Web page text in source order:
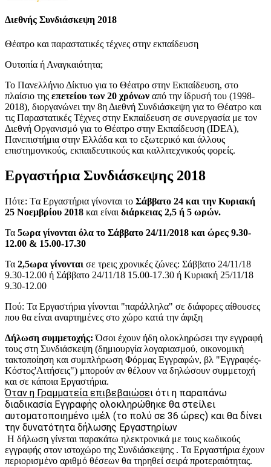
Διεθνής Συνδιάσκεψη 2018
Θέατρο και παραστατικές τέχνες στην εκπαίδευση
Ουτοπία ή Αναγκαιότητα;
Το Πανελλήνιο Δίκτυο για το Θέατρο στην Εκπαίδευση, στο
πλαίσιο της επετείου των 20 χρόνων από την ίδρυσή του (1998-
2018), διοργανώνει την 8η Διεθνή Συνδιάσκεψη για το Θέατρο και
τις Παραστατικές Τέχνες στην Εκπαίδευση σε συνεργασία με τον
Διεθνή Οργανισμό για το Θέατρο στην Εκπαίδευση (IDEA),
Πανεπιστήμια στην Ελλάδα και το εξωτερικό και άλλους
επιστημονικούς, εκπαιδευτικούς και καλλιτεχνικούς φορείς.
Εργαστήρια Συνδιάσκεψης 2018
Πότε: Tα Εργαστήρια γίνονται το Σάββατο 24 και την Κυριακή
25 Νοεμβρίου 2018 και είναι διάρκειας 2,5 ή 5 ωρών.
Τα 5ωρα γίνονται όλα το Σάββατο 24/11/2018 και ώρες 9.30-
12.00 & 15.00-17.30
Τα 2,5ωρα γίνονται σε τρεις χρονικές ζώνες: Σάββατο 24/11/18
9.30-12.00 ή Σάββατο 24/11/18 15.00-17.30 ή Κυριακή 25/11/18
9.30-12.00
Πού: Τα Εργαστήρια γίνονται "παράλληλα" σε διάφορες αίθουσες
που θα είναι αναρτημένες στο χώρο κατά την άφιξη
Δήλωση συμμετοχής:Όσοι έχουν ήδη ολοκληρώσει την εγγραφή
τους στη Συνδιάσκεψη (δημιουργία λογαριασμού, οικονομική
τακτοποίηση και συμπλήρωση Φόρμας Εγγραφών, βλ "Εγγραφές-
Κόστος'Αιτήσεις") μπορούν αν θέλουν να δηλώσουν συμμετοχή
και σε κάποια Εργαστήρια.
Όταν η Γραμματεία επιβεβαιώσει ότι η παραπάνω
διαδικασία Εγγραφής ολοκληρώθηκε θα στείλει
αυτοματοποιημένο ιμέλ (το πολύ σε 36 ώρες) και θα δίνει
την δυνατότητα δήλωσης Εργαστηρίων
Η δήλωση γίνεται παρακάτω ηλεκτρονικά με τους κωδικούς
εγγραφής στον ιστοχώρο της Συνδιάσκεψης . Τα Εργαστήρια έχουν
περιορισμένο αριθμό θέσεων θα τηρηθεί σειρά προτεραιότητας.